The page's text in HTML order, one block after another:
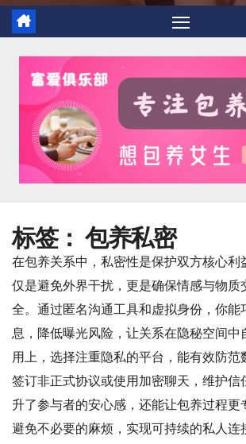
标签： 包养私密
在包养关系中，私密性是保护双方核心利
仅是避免外界干扰，更是确保情感与物质
全。通过匿名沟通工具和虚拟身份，你能
息，降低曝光风险，让关系在隐秘空间中
用上，选择注重隐私的平台，能有效防范
签订非正式协议或使用加密聊天，维护信
升了参与者的安心感，还能让包养过程更
避免不必要的麻烦，实现可持续的私人连